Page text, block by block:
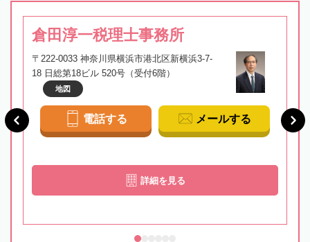
倉田淳一税理士事務所
〒222-0033 神奈川県横浜市港北区新横浜3-7-
18 日総第18ビル 520号（受付6階）
地図
電話する メールする
詳細を見る